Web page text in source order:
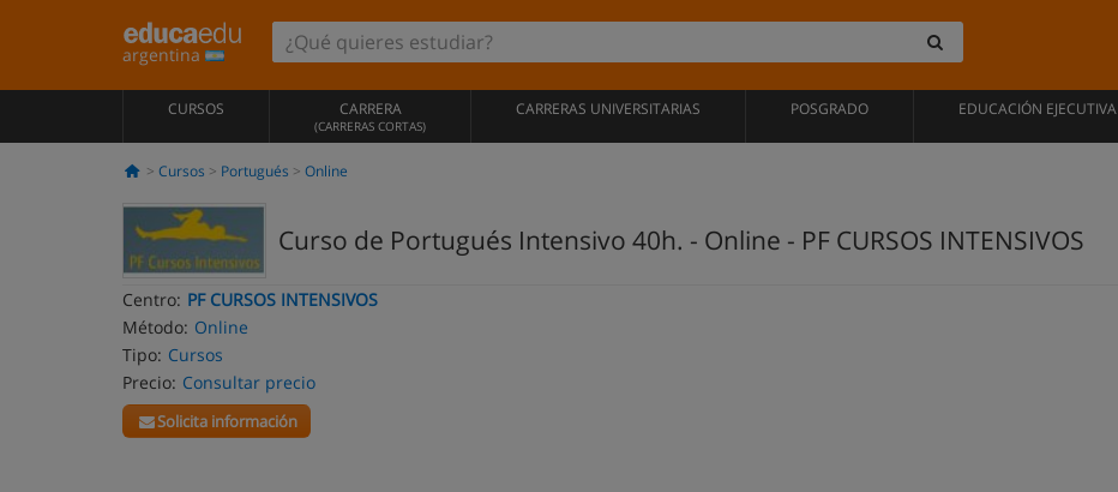
argentina
CURSOS CARRERA
(CARRERAS CORTAS)
CARRERAS UNIVERSITARIAS POSGRADO EDUCACIÓN EJECUTIVA
Cursos Portugués Online
Curso de Portugués Intensivo 40h. - Online - PF CURSOS INTENSIVOS
Centro: PF CURSOS INTENSIVOS
Método: Online
Tipo: Cursos
Precio: Consultar precio
Solicita información